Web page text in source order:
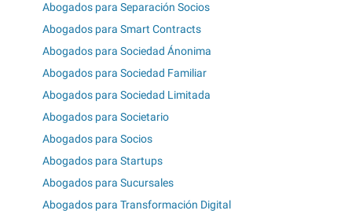
Abogados para Separación Socios
Abogados para Smart Contracts
Abogados para Sociedad Ánonima
Abogados para Sociedad Familiar
Abogados para Sociedad Limitada
Abogados para Societario
Abogados para Socios
Abogados para Startups
Abogados para Sucursales
Abogados para Transformación Digital